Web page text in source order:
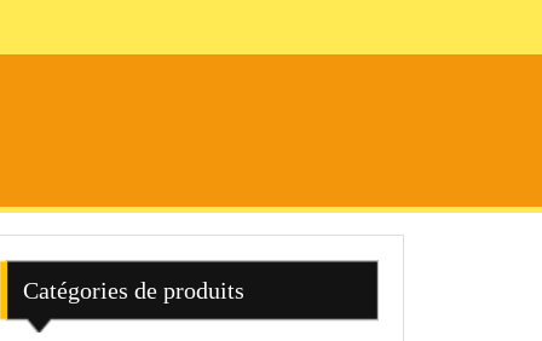
Catégories de produits